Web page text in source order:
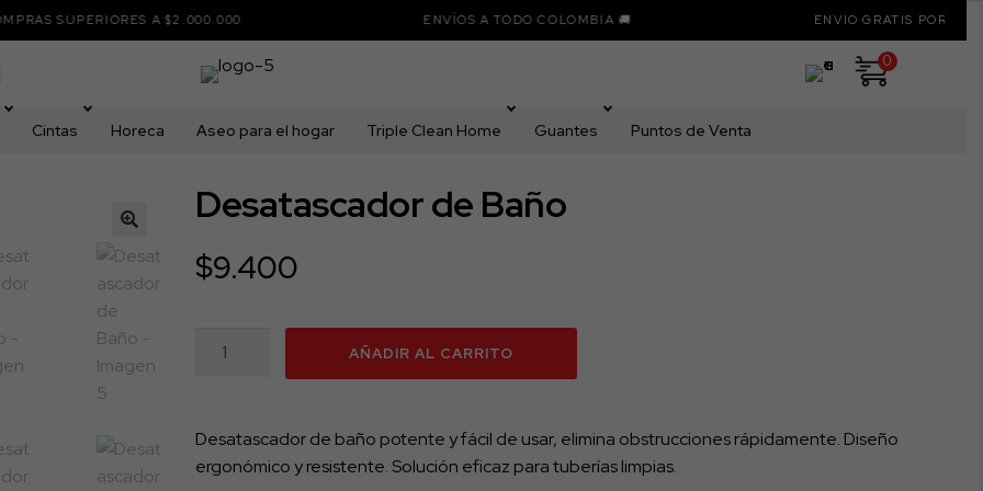
SUPERIORES A $2.000.000 ENVÍOS A TODO COLOMBIA 🚚 ENVIO GRATIS POR
0
Cintas Horeca Aseo para el hogar Triple Clean Home Guantes Puntos de Venta
🔍
Desatascador de Baño
$9.400
AÑADIR AL CARRITO
Desatascador de baño potente y fácil de usar, elimina obstrucciones rápidamente. Diseño
ergonómico y resistente. Solución eficaz para tuberías limpias.